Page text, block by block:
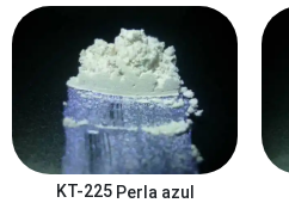
KT-225 Perla azul